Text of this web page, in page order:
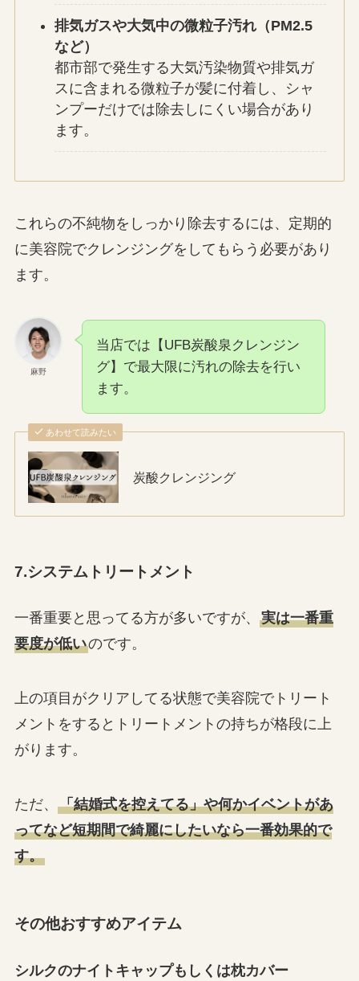
排気ガスや大気中の微粒子汚れ（PM2.5
など）
都市部で発生する大気汚染物質や排気ガ
スに含まれる微粒子が髪に付着し、シャ
ンプーだけでは除去しにくい場合があり
ます。
これらの不純物をしっかり除去するには、定期的
に美容院でクレンジングをしてもらう必要があり
ます。
麻野
当店では【UFB炭酸泉クレンジン
グ】で最大限に汚れの除去を行い
ます。
あわせて読みたい
炭酸クレンジング
7.システムトリートメント
一番重要と思ってる方が多いですが、 実は一番重
要度が低いのです。
上の項目がクリアしてる状態で美容院でトリート
メントをするとトリートメントの持ちが格段に上
がります。
ただ、 「結婚式を控えてる」や何かイベントがあ
ってなど短期間で綺麗にしたいなら一番効果的で
す。
その他おすすめアイテム
シルクのナイトキャップもしくは枕カバー